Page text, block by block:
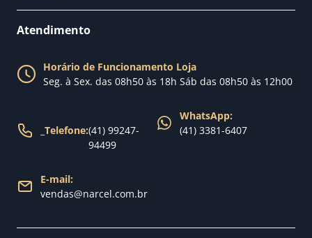
Fale conosco
Nossa loja
Política de Trocas
Política de Entrega
Atendimento
Horário de Funcionamento Loja
Seg. à Sex. das 08h50 às 18h Sáb das 08h50 às 12h00
Telefone:(41) 99247-
94499
WhatsApp:
(41) 3381-6407
E-mail:
vendas@narcel.com.br